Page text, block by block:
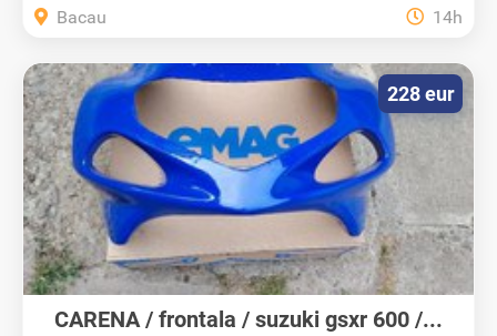
Bacau 14h
CARENA / frontala / suzuki gsxr 600 /...
228 eur